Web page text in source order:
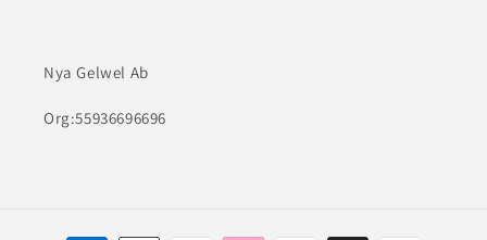
Nya Gelwel Ab
Org:55936696696